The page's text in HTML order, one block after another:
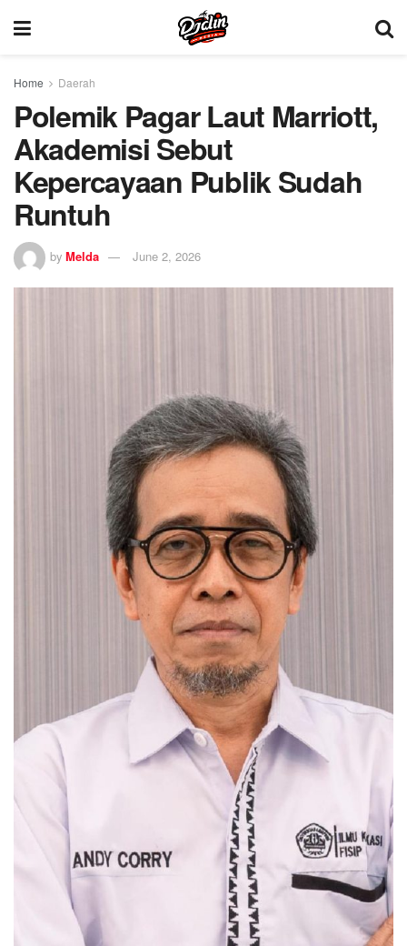
Home Daerah
Polemik Pagar Laut Marriott,
Akademisi Sebut
Kepercayaan Publik Sudah
Runtuh
by Melda June 2, 2026